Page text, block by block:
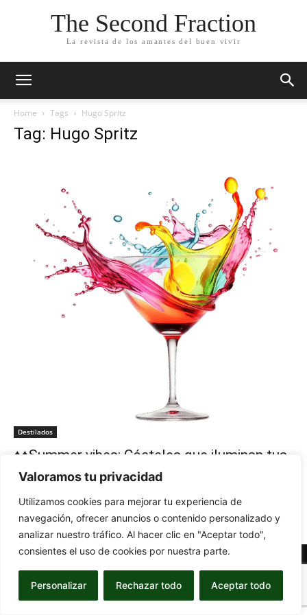
Valoramos tu privacidad
Utilizamos cookies para mejorar tu experiencia de
navegación, ofrecer anuncios o contenido personalizado y
analizar nuestro tráfico. Al hacer clic en "Aceptar todo",
consientes el uso de cookies por nuestra parte.
Personalizar Rechazar todo Aceptar todo
The Second Fraction
La revista de los amantes del buen vivir
Home Tags Hugo Spritz
Tag: Hugo Spritz
Destilados
♦♦Summer vibes: Cócteles que iluminan tus
noches